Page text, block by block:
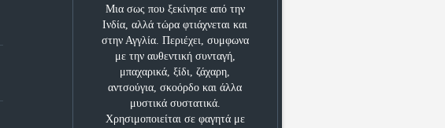
Μια σως που ξεκίνησε από την
Ινδία, αλλά τώρα φτιάχνεται και
στην Αγγλία. Περιέχει, συμφωνα
με την αυθεντική συνταγή,
μπαχαρικά, ξίδι, ζάχαρη,
αντσούγια, σκοόρδο και άλλα
μυστικά συστατικά.
Χρησιμοποιείται σε φαγητά με